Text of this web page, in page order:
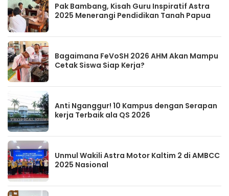
Pak Bambang, Kisah Guru Inspiratif Astra
2025 Menerangi Pendidikan Tanah Papua
Bagaimana FeVoSH 2026 AHM Akan Mampu
Cetak Siswa Siap Kerja?
Anti Nganggur! 10 Kampus dengan Serapan
kerja Terbaik ala QS 2026
Unmul Wakili Astra Motor Kaltim 2 di AMBCC
2025 Nasional